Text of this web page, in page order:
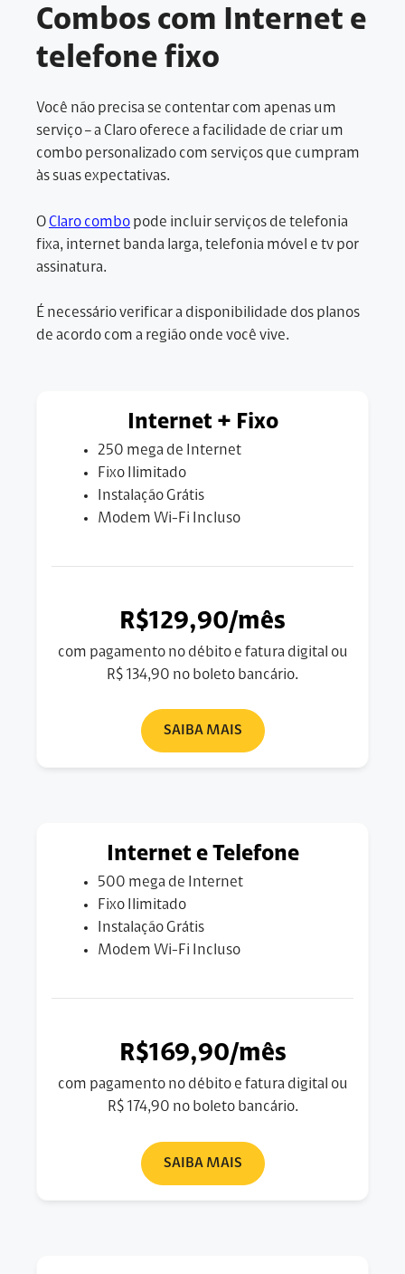
Combos com Internet e
telefone fixo
Você não precisa se contentar com apenas um
serviço – a Claro oferece a facilidade de criar um
combo personalizado com serviços que cumpram
às suas expectativas.
OClaro combo pode incluir serviços de telefonia
fixa, internet banda larga, telefonia móvel e tv por
assinatura.
É necessário verificar a disponibilidade dos planos
de acordo com a região onde você vive.
Internet + Fixo
250 mega de Internet
Fixo Ilimitado
Instalação Grátis
Modem Wi-Fi Incluso
R$129,90/mês
com pagamento no débito e fatura digital ou
R$ 134,90 no boleto bancário.
SAIBA MAIS
Internet e Telefone
500 mega de Internet
Fixo Ilimitado
Instalação Grátis
Modem Wi-Fi Incluso
R$169,90/mês
com pagamento no débito e fatura digital ou
R$ 174,90 no boleto bancário.
SAIBA MAIS